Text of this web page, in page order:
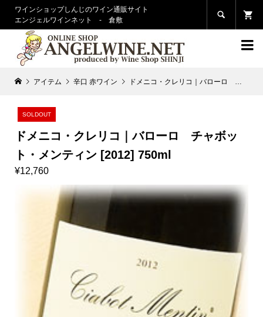
ワインショップしんじのワイン通販サイト
エンジェルワインネット - 倉敷


アイテム 辛口 赤ワイン ドメニコ・クレリコ｜バローロ チャボット・メンティン [2012] 750ml
SOLDOUT
ドメニコ・クレリコ｜バローロ チャボッ
ト・メンティン [2012] 750ml
¥12,760